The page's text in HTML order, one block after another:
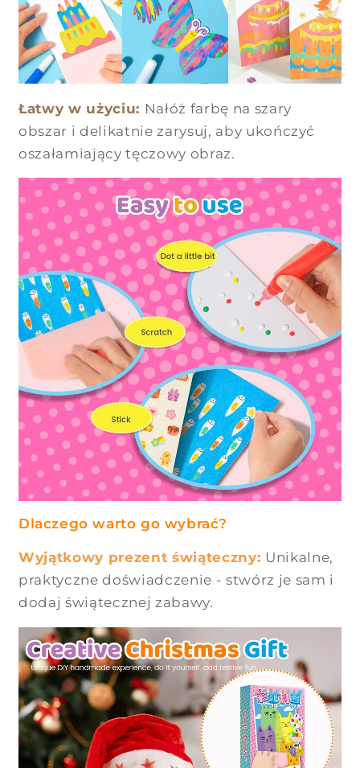
Łatwy w użyciu: Nałóż farbę na szary
obszar i delikatnie zarysuj, aby ukończyć
oszałamiający tęczowy obraz.
Dlaczego warto go wybrać?
Wyjątkowy prezent świąteczny: Unikalne,
praktyczne doświadczenie - stwórz je sam i
dodaj świątecznej zabawy.